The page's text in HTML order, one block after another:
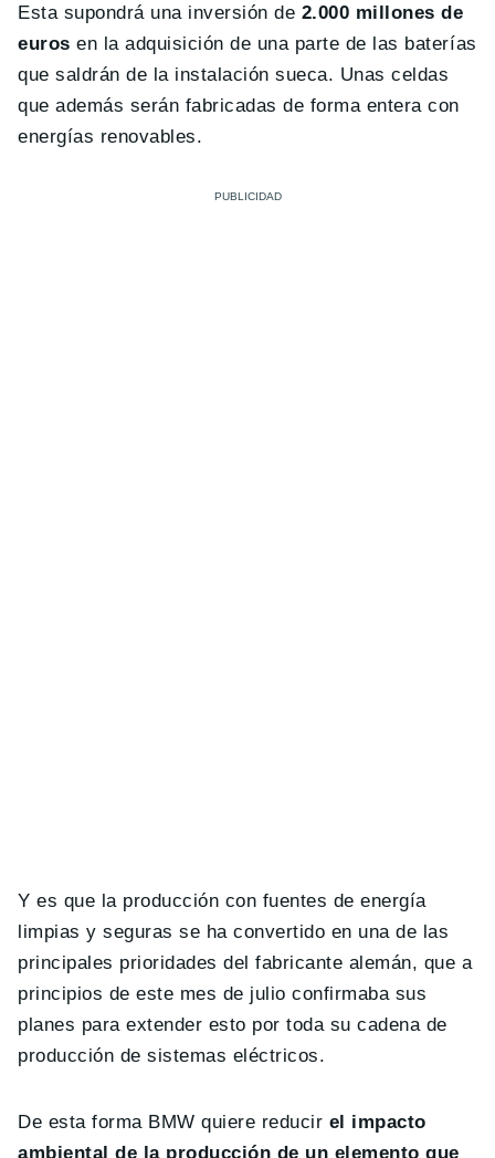
Esta supondrá una inversión de 2.000 millones de
euros en la adquisición de una parte de las baterías
que saldrán de la instalación sueca. Unas celdas
que además serán fabricadas de forma entera con
energías renovables.
Y es que la producción con fuentes de energía
limpias y seguras se ha convertido en una de las
principales prioridades del fabricante alemán, que a
principios de este mes de julio confirmaba sus
planes para extender esto por toda su cadena de
producción de sistemas eléctricos.
De esta forma BMW quiere reducir el impacto
ambiental de la producción de un elemento que